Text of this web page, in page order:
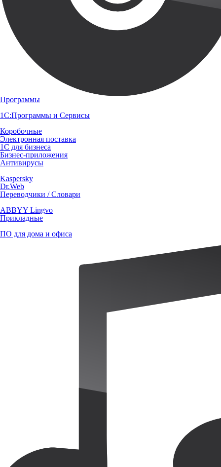
Программы
1С:Программы и Сервисы
Коробочные
Электронная поставка
1С для бизнеса
Бизнес-приложения
Антивирусы
Kaspersky
Dr.Web
Переводчики / Словари
ABBYY Lingvo
Прикладные
ПО для дома и офиса